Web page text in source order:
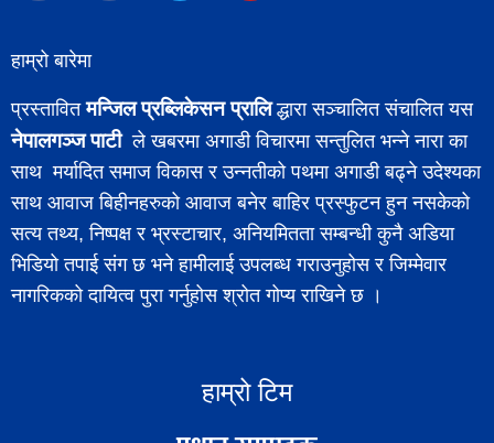
हाम्रो बारेमा
प्रस्तावितमन्जिल प्रब्लिकेसन प्रालिद्धारा सञ्चालित संचालित यस
नेपालगञ्ज पाटीले खबरमा अगाडी विचारमा सन्तुलित भन्ने नारा का
साथ मर्यादित समाज विकास र उन्नतीको पथमा अगाडी बढ्ने उदेश्यका
साथ आवाज बिहीनहरुको आवाज बनेर बाहिर प्रस्फुटन हुन नसकेको
सत्य तथ्य, निष्पक्ष र भ्रस्टाचार, अनियमितता सम्बन्धी कुनै अडिया
भिडियो तपाई संग छ भने हामीलाई उपलब्ध गराउनुहोस र जिम्मेवार
नागरिकको दायित्व पुरा गर्नुहोस श्रोत गोप्य राखिने छ ।
हाम्रो टिम